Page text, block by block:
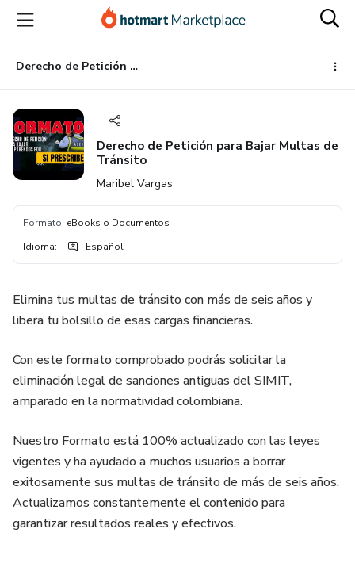
principal
página
de
página
Derecho de Petición para Bajar Multas de Tránsito
Derecho de Petición para Bajar Multas de
Tránsito
Maribel Vargas
Formato: eBooks o Documentos
Idioma: Español
Elimina tus multas de tránsito con más de seis años y
libera tu bolsillo de esas cargas financieras.
Con este formato comprobado podrás solicitar la
eliminación legal de sanciones antiguas del SIMIT,
amparado en la normatividad colombiana.
Nuestro Formato está 100% actualizado con las leyes
vigentes y ha ayudado a muchos usuarios a borrar
exitosamente sus multas de tránsito de más de seis años.
Actualizamos constantemente el contenido para
garantizar resultados reales y efectivos.